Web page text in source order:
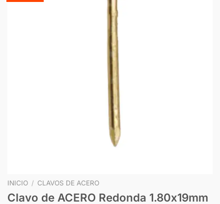
INICIO / CLAVOS DE ACERO
Clavo de ACERO Redonda 1.80x19mm